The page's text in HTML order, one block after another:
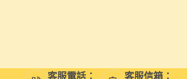
客服電話：
客服信箱：